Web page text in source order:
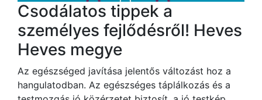
Csodálatos tippek a
személyes fejlődésről! Heves
Heves megye
Az egészséged javítása jelentős változást hoz a
hangulatodban. Az egészséges táplálkozás és a